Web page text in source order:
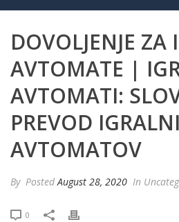
DOVOLJENJE ZA
AVTOMATE |
AVTOMATI:
PREVOD
AVTOMATOV
By PostedAugust 28, 2020 In
0